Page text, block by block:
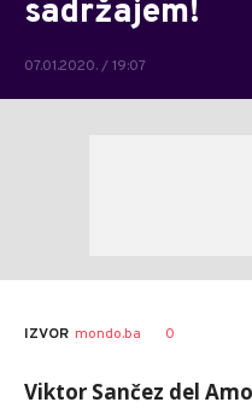
sadržajem!
07.01.2020. / 19:07
IZVOR mondo.ba 0
Viktor Sančez del